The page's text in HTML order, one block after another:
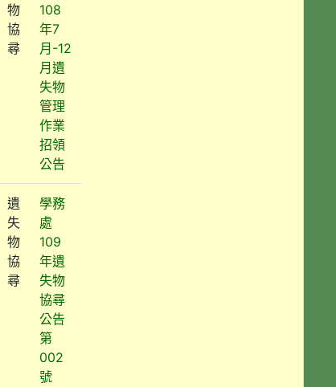
物
協
尋
108
年7
月-12
月遺
失物
管理
作業
招領
公告
遺
失
物
協
尋
學務
處
109
年遺
失物
協尋
公告
第
002
號